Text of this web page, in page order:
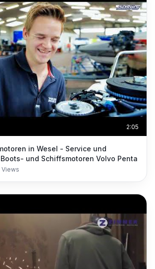
2:05
in Wesel - Service und
und Schiffsmotoren Volvo Penta
Views